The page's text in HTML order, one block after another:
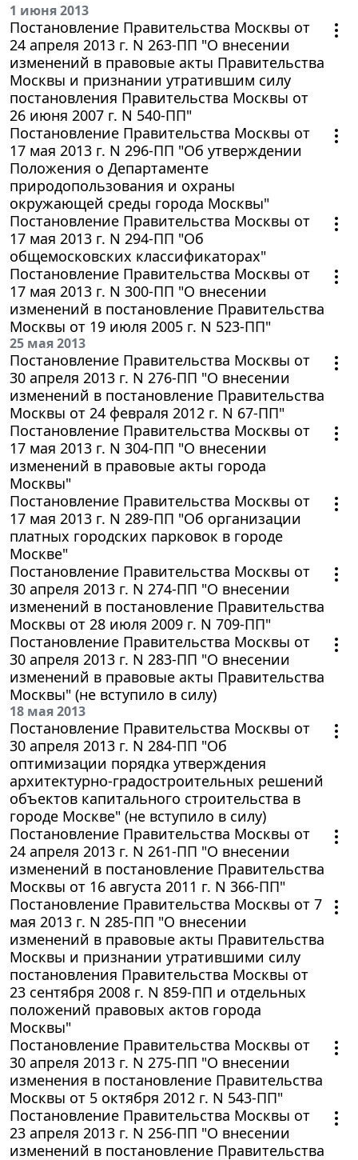
1 июня 2013
Постановление Правительства Москвы от
24 апреля 2013 г. N 263-ПП "О внесении
изменений в правовые акты Правительства
Москвы и признании утратившим силу
постановления Правительства Москвы от
26 июня 2007 г. N 540-ПП"
Постановление Правительства Москвы от
17 мая 2013 г. N 296-ПП "Об утверждении
Положения о Департаменте
природопользования и охраны
окружающей среды города Москвы"
Постановление Правительства Москвы от
17 мая 2013 г. N 294-ПП "Об
общемосковских классификаторах"
Постановление Правительства Москвы от
17 мая 2013 г. N 300-ПП "О внесении
изменений в постановление Правительства
Москвы от 19 июля 2005 г. N 523-ПП"
25 мая 2013
Постановление Правительства Москвы от
30 апреля 2013 г. N 276-ПП "О внесении
изменений в постановление Правительства
Москвы от 24 февраля 2012 г. N 67-ПП"
Постановление Правительства Москвы от
17 мая 2013 г. N 304-ПП "О внесении
изменений в правовые акты города
Москвы"
Постановление Правительства Москвы от
17 мая 2013 г. N 289-ПП "Об организации
платных городских парковок в городе
Москве"
Постановление Правительства Москвы от
30 апреля 2013 г. N 274-ПП "О внесении
изменений в постановление Правительства
Москвы от 28 июля 2009 г. N 709-ПП"
Постановление Правительства Москвы от
30 апреля 2013 г. N 283-ПП "О внесении
изменений в правовые акты Правительства
Москвы" (не вступило в силу)
18 мая 2013
Постановление Правительства Москвы от
30 апреля 2013 г. N 284-ПП "Об
оптимизации порядка утверждения
архитектурно-градостроительных решений
объектов капитального строительства в
городе Москве" (не вступило в силу)
Постановление Правительства Москвы от
24 апреля 2013 г. N 261-ПП "О внесении
изменений в постановление Правительства
Москвы от 16 августа 2011 г. N 366-ПП"
Постановление Правительства Москвы от 7
мая 2013 г. N 285-ПП "О внесении
изменений в правовые акты Правительства
Москвы и признании утратившими силу
постановления Правительства Москвы от
23 сентября 2008 г. N 859-ПП и отдельных
положений правовых актов города
Москвы"
Постановление Правительства Москвы от
30 апреля 2013 г. N 275-ПП "О внесении
изменения в постановление Правительства
Москвы от 5 октября 2012 г. N 543-ПП"
Постановление Правительства Москвы от
23 апреля 2013 г. N 256-ПП "О внесении
изменений в постановление Правительства